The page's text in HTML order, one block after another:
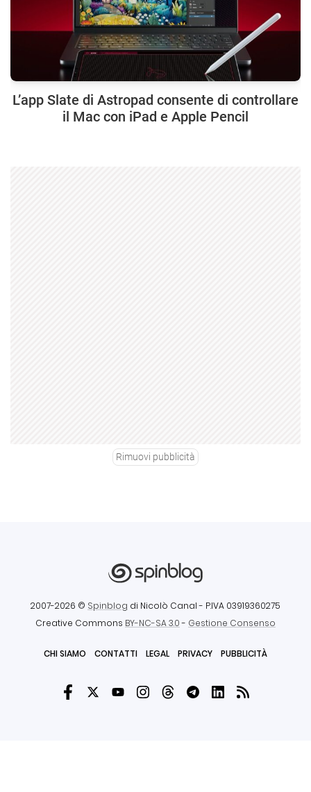
L’app Slate di Astropad consente di controllare
il Mac con iPad e Apple Pencil
Rimuovi pubblicità
2007-2026 © Spinblog di Nicolò Canal - P.IVA 03919360275
Creative Commons BY-NC-SA 3.0- Gestione Consenso
CHI SIAMO CONTATTI LEGAL PRIVACY PUBBLICITÀ